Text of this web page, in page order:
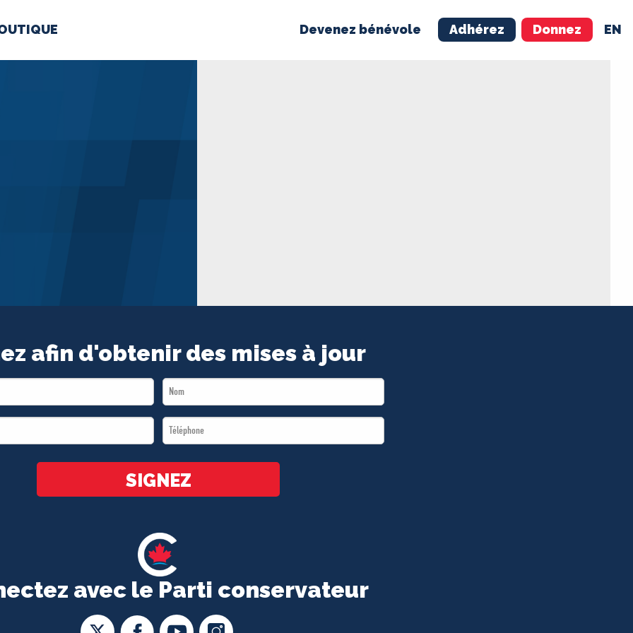
Devenez bénévole Adhérez Donnez EN
MÉDIAS
avec le Parti conservateur
afin d'obtenir des mises à jour
Last
Name
Téléphone
*
SIGNEZ